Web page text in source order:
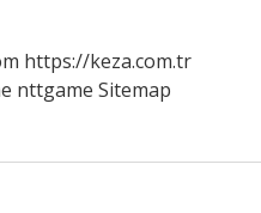
https://keza.com.tr
nttgame Sitemap